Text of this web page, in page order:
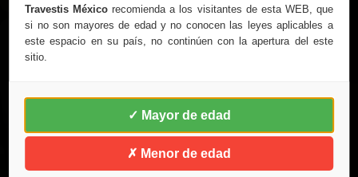
Travestis México recomienda a los visitantes de esta WEB, que
si no son mayores de edad y no conocen las leyes aplicables a
este espacio en su país, no continúen con la apertura del este
sitio.
✓ Mayor de edad
✗ Menor de edad